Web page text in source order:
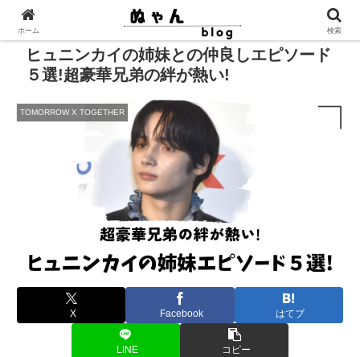
ヒュニンカイの姉妹との仲良しエピソード
５選!超豪華兄弟の絆が熱い!
TOMORROW X TOGETHER
X Facebook はてブ
LINE コピー
ホーム 検索